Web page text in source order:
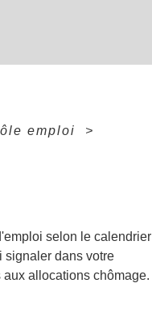
emploi
>
selon le calendrier
signaler dans votre
allocations chômage.